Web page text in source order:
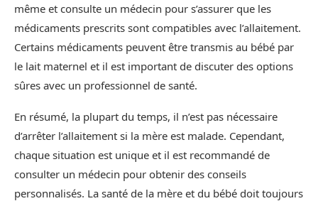
même et consulte un médecin pour s’assurer que les
médicaments prescrits sont compatibles avec l’allaitement.
Certains médicaments peuvent être transmis au bébé par
le lait maternel et il est important de discuter des options
sûres avec un professionnel de santé.
En résumé, la plupart du temps, il n’est pas nécessaire
d’arrêter l’allaitement si la mère est malade. Cependant,
chaque situation est unique et il est recommandé de
consulter un médecin pour obtenir des conseils
personnalisés. La santé de la mère et du bébé doit toujours